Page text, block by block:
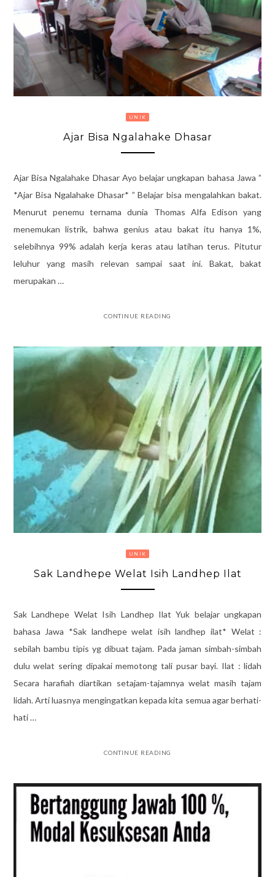
UNIK
Ajar Bisa Ngalahake Dhasar
Ajar Bisa Ngalahake Dhasar Ayo belajar ungkapan bahasa Jawa ”
*Ajar Bisa Ngalahake Dhasar* ” Belajar bisa mengalahkan bakat.
Menurut penemu ternama dunia Thomas Alfa Edison yang
menemukan listrik, bahwa genius atau bakat itu hanya 1%,
selebihnya 99% adalah kerja keras atau latihan terus. Pitutur
leluhur yang masih relevan sampai saat ini. Bakat, bakat
merupakan …
CONTINUE READING
UNIK
Sak Landhepe Welat Isih Landhep Ilat
Sak Landhepe Welat Isih Landhep Ilat Yuk belajar ungkapan
bahasa Jawa *Sak landhepe welat isih landhep ilat* Welat :
sebilah bambu tipis yg dibuat tajam. Pada jaman simbah-simbah
dulu welat sering dipakai memotong tali pusar bayi. Ilat : lidah
Secara harafiah diartikan setajam-tajamnya welat masih tajam
lidah. Arti luasnya mengingatkan kepada kita semua agar berhati-
hati …
CONTINUE READING